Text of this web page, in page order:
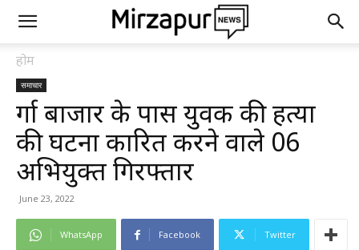
होम
समाचार
दुर्गा बाजार के पास युवक की हत्या
की घटना कारित करने वाले 06
अभियुक्त गिरफ्तार
June 23, 2022
WhatsApp Facebook Twitter